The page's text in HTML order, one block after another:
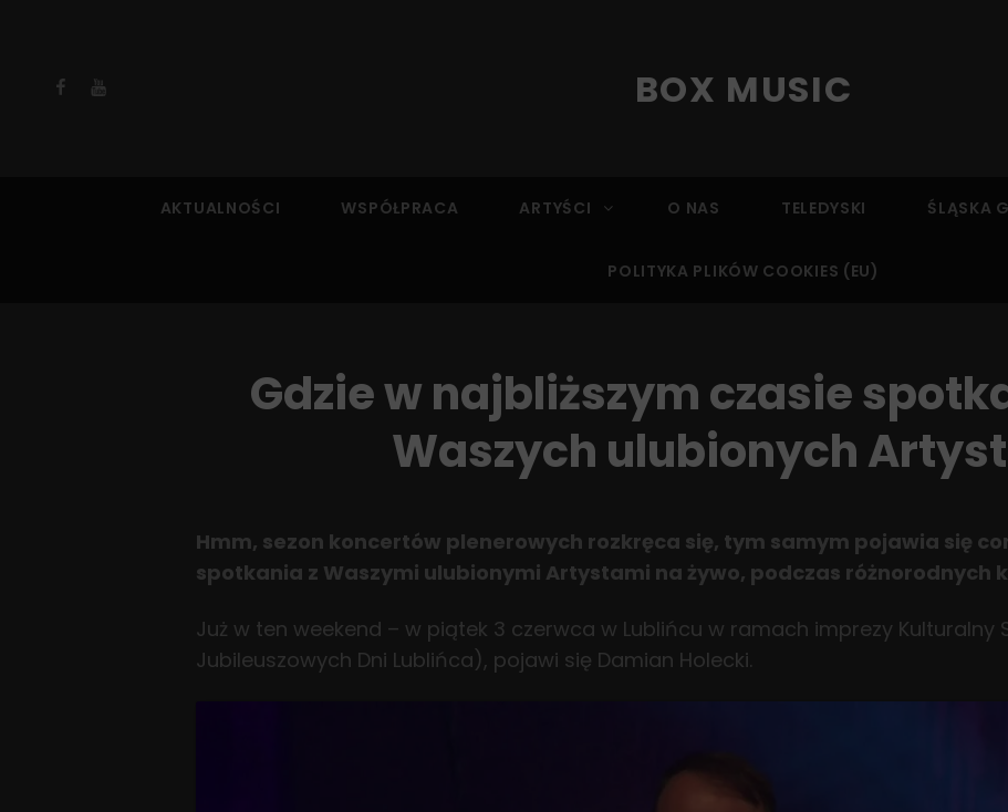
Facebook
YouTube BOX MUSIC
AKTUALNOŚCI WSPÓŁPRACA ARTYŚCI O NAS TELEDYSKI ŚLĄSKA
POLITYKA PLIKÓW COOKIES (EU)
Gdzie w najbliższym czasie
Waszych ulubionych
Hmm, sezon koncertów plenerowych rozkręca się, tym samym pojawia się
spotkania z Waszymi ulubionymi Artystami na żywo, podczas różnorodnych
Już w ten weekend – w piątek 3 czerwca w Lublińcu w ramach imprezy
Jubileuszowych Dni Lublińca), pojawi się Damian Holecki.